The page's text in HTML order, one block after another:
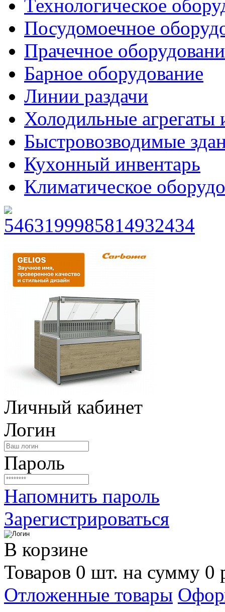
Технологическое
Посудомоечное
Прачечное
Барное оборудование
Линии раздачи
Холодильные агрегаты
Быстровозводимые
Кухонный инвентарь
Климатическое
Личный кабинет
Логин
Пароль
Напомнить пароль
Зарегистрироваться
В корзине
Товаров 0 шт. на сумму 0
Отложенные товары